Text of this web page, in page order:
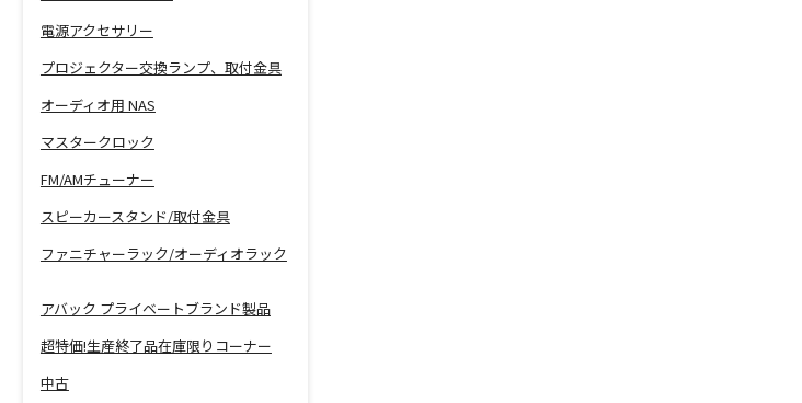
電源アクセサリー
プロジェクター交換ランプ、取付金具
オーディオ用 NAS
マスタークロック
FM/AMチューナー
スピーカースタンド/取付金具
ファニチャーラック/オーディオラック
アバック プライベートブランド製品
超特価!生産終了品在庫限りコーナー
中古